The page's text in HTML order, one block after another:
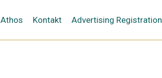
Athos Kontakt Advertising Registration